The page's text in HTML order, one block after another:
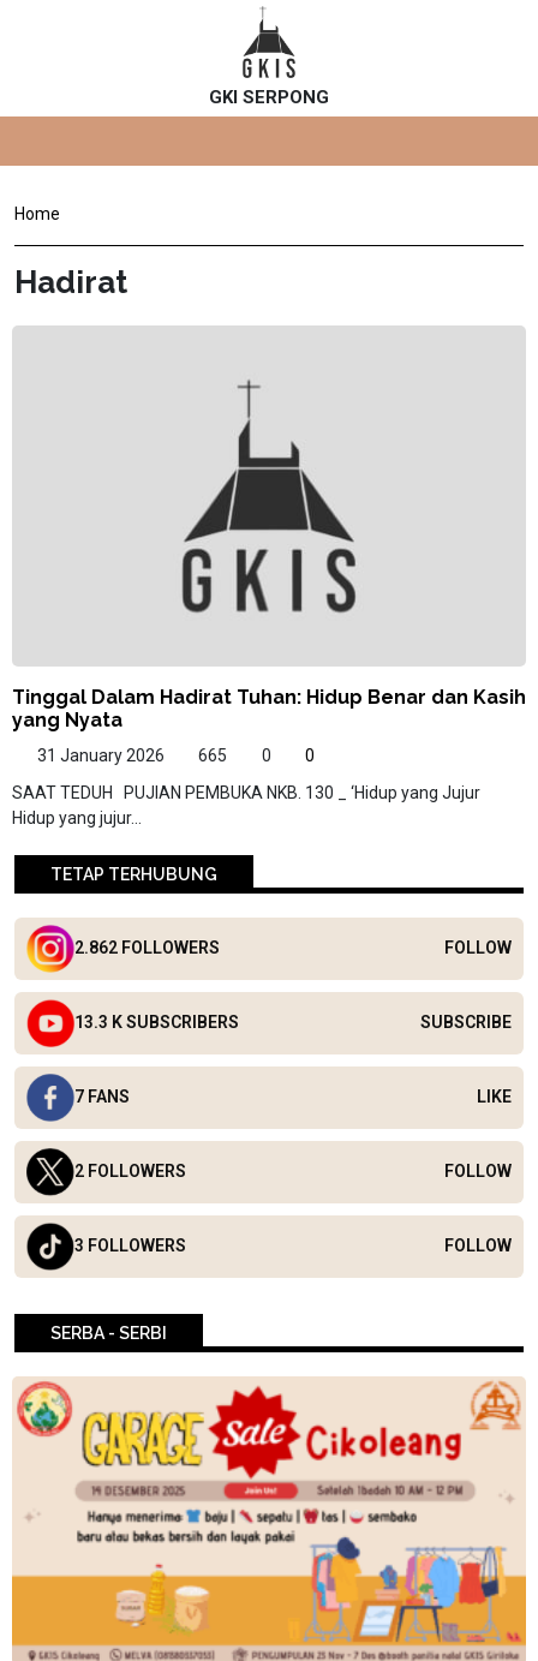
GKI SERPONG
Home
Hadirat
Tinggal Dalam Hadirat Tuhan: Hidup Benar dan Kasih
yang Nyata
31 January 2026 665 0
0
SAAT TEDUH PUJIAN PEMBUKA NKB. 130 _ ‘Hidup yang Jujur
Hidup yang jujur...
TETAP TERHUBUNG
2.862 FOLLOWERS FOLLOW
13.3 K SUBSCRIBERS SUBSCRIBE
7 FANS LIKE
2 FOLLOWERS FOLLOW
3 FOLLOWERS FOLLOW
SERBA - SERBI